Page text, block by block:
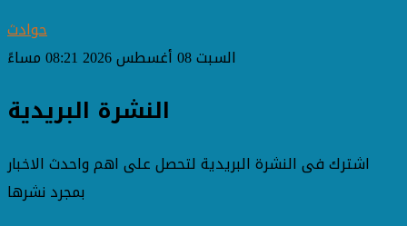
حوادث
السبت 08 أغسطس 2026 08:21 مساءً
النشرة البريدية
اشترك فى النشرة البريدية لتحصل على اهم واحدث الاخبار
بمجرد نشرها